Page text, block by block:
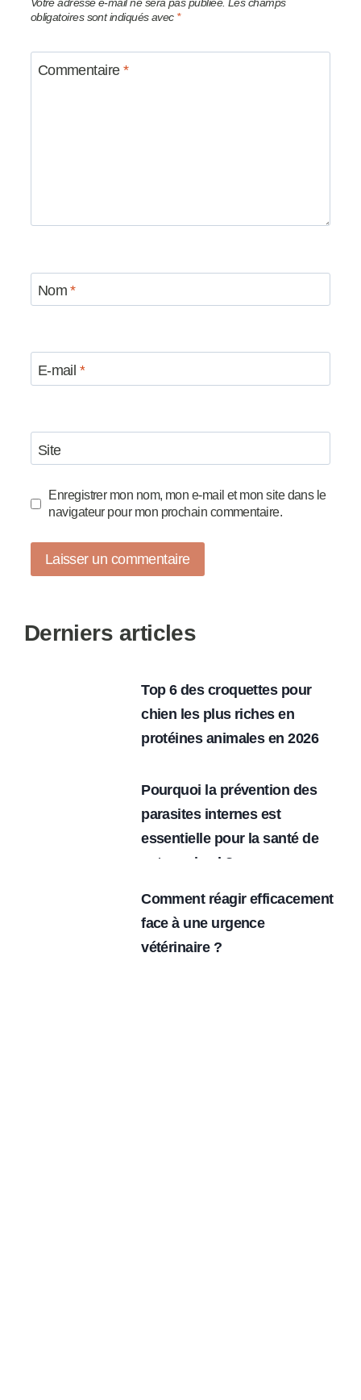
Votre adresse e-mail ne sera pas publiée. Les champs
obligatoires sont indiqués avec *
Commentaire*
Nom*
E-mail *
Site
Enregistrer mon nom, mon e-mail et mon site dans le
navigateur pour mon prochain commentaire.
Derniers articles
Top 6 des croquettes pour
chien les plus riches en
protéines animales en 2026
Pourquoi la prévention des
parasites internes est
essentielle pour la santé de
votre animal ?
Comment réagir efficacement
face à une urgence
vétérinaire ?